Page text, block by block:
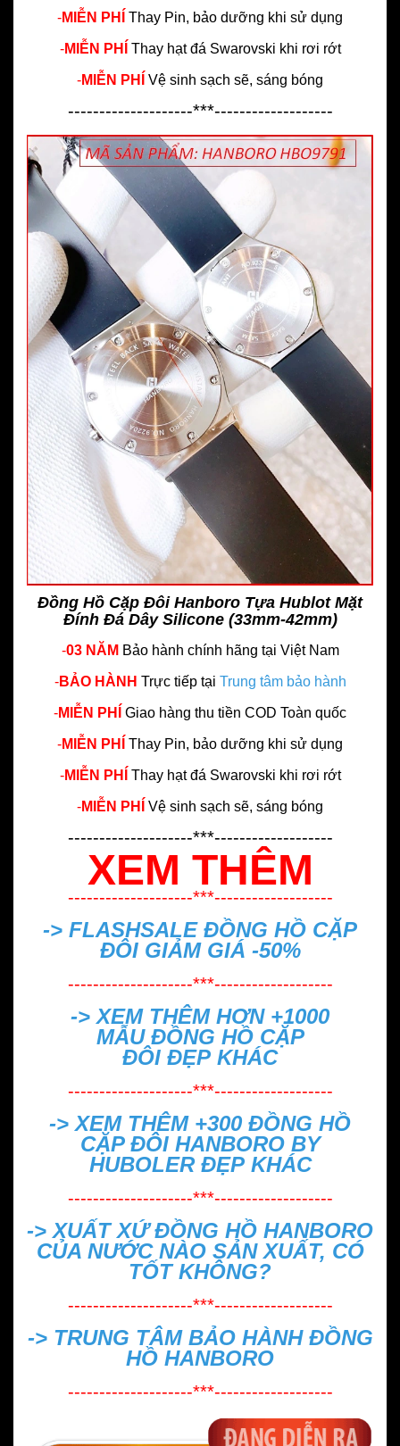
-MIỄN PHÍ Thay Pin, bảo dưỡng khi sử dụng
-MIỄN PHÍ Thay hạt đá Swarovski khi rơi rớt
-MIỄN PHÍ Vệ sinh sạch sẽ, sáng bóng
--------------------***-------------------
Đồng Hồ Cặp Đôi Hanboro Tựa Hublot Mặt
Đính Đá Dây Silicone (33mm-42mm)
-03 NĂM Bảo hành chính hãng tại Việt Nam
-BẢO HÀNH Trực tiếp tại Trung tâm bảo hành
-MIỄN PHÍ Giao hàng thu tiền COD Toàn quốc
-MIỄN PHÍ Thay Pin, bảo dưỡng khi sử dụng
-MIỄN PHÍ Thay hạt đá Swarovski khi rơi rớt
-MIỄN PHÍ Vệ sinh sạch sẽ, sáng bóng
--------------------***-------------------
XEM THÊM
--------------------***-------------------
-> FLASHSALE ĐỒNG HỒ CẶP
ĐÔI GIẢM GIÁ -50%
--------------------***-------------------
-> XEM THÊM HƠN +1000
MẪU ĐỒNG HỒ CẶP
ĐÔI ĐẸP KHÁC
--------------------***-------------------
-> XEM THÊM +300 ĐỒNG HỒ
CẶP ĐÔI HANBORO BY
HUBOLER ĐẸPKHÁC
--------------------***-------------------
->XUẤT XỨ ĐỒNG HỒ HANBORO
CỦA NƯỚC NÀO SẢN XUẤT, CÓ
TỐT KHÔNG?
--------------------***-------------------
-> TRUNG TÂM BẢO HÀNH ĐỒNG
HỒ HANBORO
--------------------***-------------------